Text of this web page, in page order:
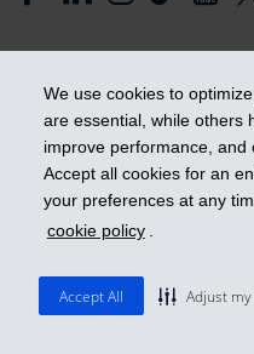
We use cookies to
are essential, while others
improve performance,
Accept all cookies for an
your preferences at any
cookie policy .
Accept All Adjust
Prendre les